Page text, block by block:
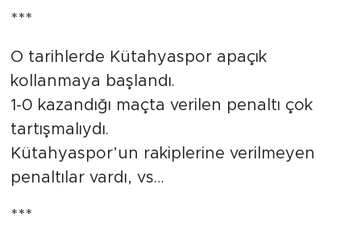
***
O tarihlerde Kütahyaspor apaçık
kollanmaya başlandı.
1-0 kazandığı maçta verilen penaltı çok
tartışmalıydı.
Kütahyaspor’un rakiplerine verilmeyen
penaltılar vardı, vs…
***